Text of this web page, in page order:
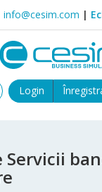
info@cesim.com |
Login
Servicii